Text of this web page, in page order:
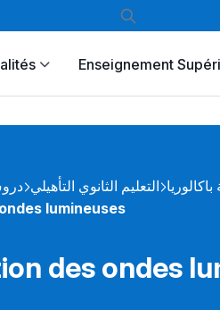
Enseignement
التعليم الثانوي التأهيلي باكالوريا
lumineuses
des ondes